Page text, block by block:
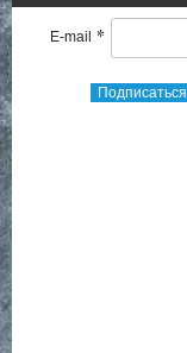
E-mail *
Подписаться